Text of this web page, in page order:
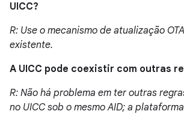
UICC?
R: Use o mecanismo de atualização
existente.
A UICC pode coexistir com outras
R: Não há problema em ter outras
no UICC sob o mesmo AID; a